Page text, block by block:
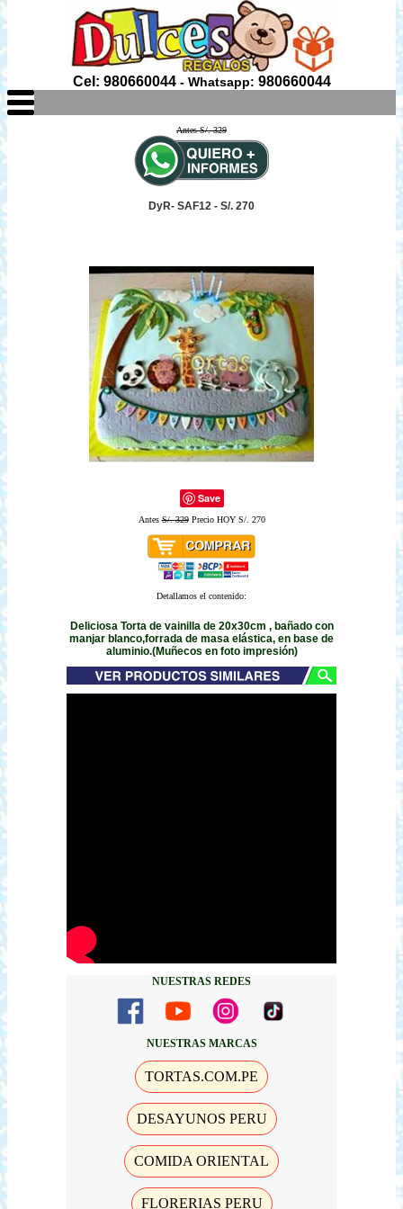
Cel: 980660044- Whatsapp: 980660044
Antes S/. 329
DyR- SAF12 - S/. 270
Save
AntesS/. 329Precio HOY S/. 270
Detallamos el contenido:
Deliciosa Torta de vainilla de 20x30cm , bañado con
manjar blanco,forrada de masa elástica, en base de
aluminio.(Muñecos en foto impresión)
NUESTRAS REDES
NUESTRAS MARCAS
TORTAS.COM.PE
DESAYUNOS PERU
COMIDA ORIENTAL
FLORERIAS PERU